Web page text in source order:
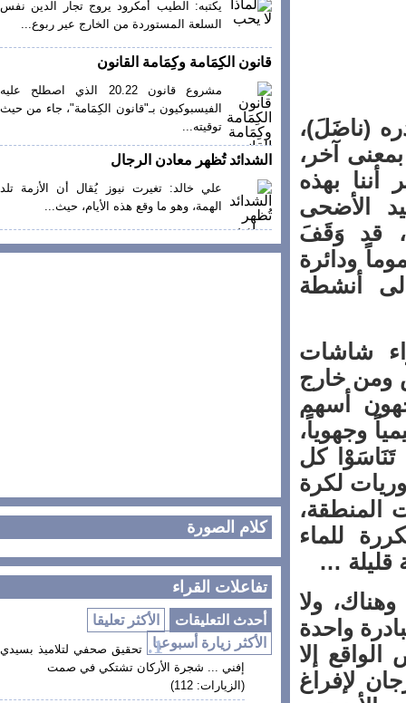
(ناضَلَ)،
آخر،
بهذه
الأضحى
قد وَقَفَ
ودائرة
أنشطة
شاشات
خارج
أسهم
وجهوياً،
كل
لكرة
للماء
…
ولا
واحدة
إلا
لإفراغ
يكتبه: الطيب أمكرود يروج تجار الدين نفس
السلعة المستوردة من الخارج عير ربوع...
قانون الكِمَامة وكِمَامة القانون
مشروع قانون 20.22 الذي اصطلح عليه
الفيسبوكيون بـ"قانون الكِمَامة"، جاء من حيث
توقيته...
الشدائد تُظهر معادن الرجال
علي خالد: تغيرت نيوز يُقال أن الأزمة تلد
الهمة، وهو ما وقع هذه الأيام، حيث...
كلام الصورة
تفاعلات القراء
أحدث التعليقات
الأكثر تعليقا
الأكثر زيارة أسبوعيا
تحقيق صحفي لتلاميذ بسيدي
إفني ... شجرة الأركان تشتكي في صمت
(الزيارات: 112)